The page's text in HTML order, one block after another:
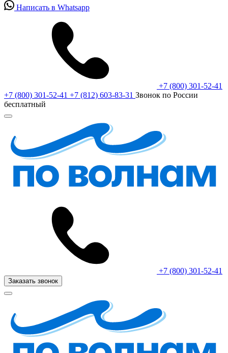
Написать в Whatsapp
+7 (800) 301-52-41
+7 (800) 301-52-41 +7 (812) 603-83-31 Звонок по России
бесплатный
+7 (800) 301-52-41
Заказать звонок